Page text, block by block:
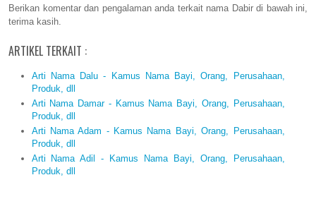
Berikan komentar dan pengalaman anda terkait nama Dabir di bawah ini,
terima kasih.
ARTIKEL TERKAIT :
Arti Nama Dalu - Kamus Nama Bayi, Orang, Perusahaan,
Produk, dll
Arti Nama Damar - Kamus Nama Bayi, Orang, Perusahaan,
Produk, dll
Arti Nama Adam - Kamus Nama Bayi, Orang, Perusahaan,
Produk, dll
Arti Nama Adil - Kamus Nama Bayi, Orang, Perusahaan,
Produk, dll